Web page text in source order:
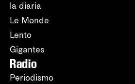
la diaria
Le Monde
Lento
Gigantes
Radio
Periodismo